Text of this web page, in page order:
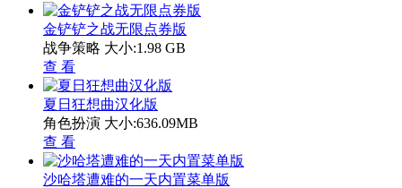
金铲铲之战无限点券版
战争策略 大小:1.98 GB
查 看
夏日狂想曲汉化版
角色扮演 大小:636.09MB
查 看
沙哈塔遭难的一天内置菜单版